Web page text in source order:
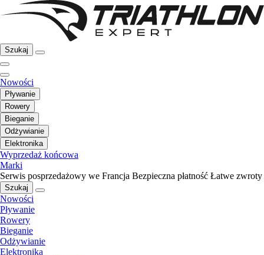
Szukaj
Nowości
Pływanie
Rowery
Bieganie
Odżywianie
Elektronika
Wyprzedaż końcowa
Marki
Serwis posprzedażowy we Francja Bezpieczna płatność Łatwe zwroty
Szukaj
Nowości
Pływanie
Rowery
Bieganie
Odżywianie
Elektronika